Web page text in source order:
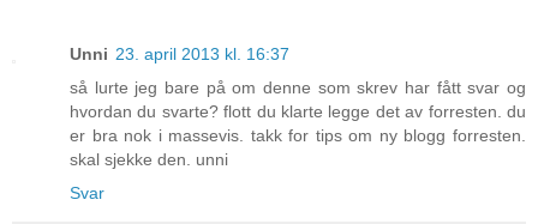
Unni 23. april 2013 kl. 16:37
så lurte jeg bare på om denne som skrev har fått svar og
hvordan du svarte? flott du klarte legge det av forresten. du
er bra nok i massevis. takk for tips om ny blogg forresten.
skal sjekke den. unni
Svar